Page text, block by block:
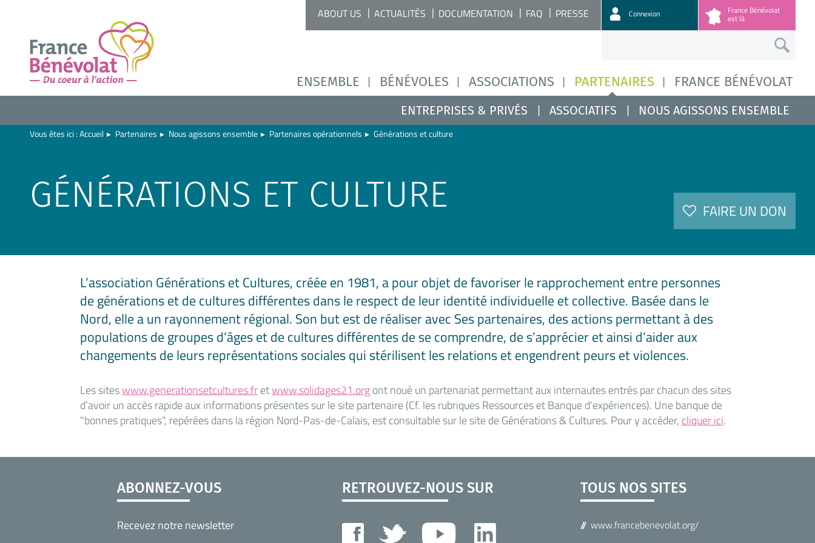
ENSEMBLE BÉNÉVOLES ASSOCIATIONS PARTENAIRES FRANCE BÉNÉVOLAT
ABOUT US ACTUALITÉS DOCUMENTATION FAQ PRESSE Connexion France Bénévolat
est là
ENTREPRISES & PRIVÉS ASSOCIATIFS NOUS AGISSONS ENSEMBLE
Vous êtes ici :Accueil ▸ Partenaires ▸ Nous agissons ensemble ▸ Partenaires opérationnels ▸ Générations et culture
GÉNÉRATIONS ET CULTURE FAIRE UN DON
L’association Générations et Cultures, créée en 1981, a pour objet de favoriser le rapprochement entre personnes
de générations et de cultures différentes dans le respect de leur identité individuelle et collective. Basée dans le
Nord, elle a un rayonnement régional. Son but est de réaliser avec Ses partenaires, des actions permettant à des
populations de groupes d’âges et de cultures différentes de se comprendre, de s’apprécier et ainsi d’aider aux
changements de leurs représentations sociales qui stérilisent les relations et engendrent peurs et violences.
Les siteswww.generationsetcultures.fretwww.solidages21.orgont noué un partenariat permettant aux internautes entrés par chacun des sites
d’avoir un accès rapide aux informations présentes sur le site partenaire (Cf. les rubriques Ressources et Banque d'expériences). Une banque de
"bonnes pratiques", repérées dans la région Nord-Pas-de-Calais, est consultable sur le site de Générations & Cultures. Pour y accéder, cliquer ici.
ABONNEZ-VOUS
Recevez notre newsletter
RETROUVEZ-NOUS SUR TOUS NOS SITES
www.francebenevolat.org/